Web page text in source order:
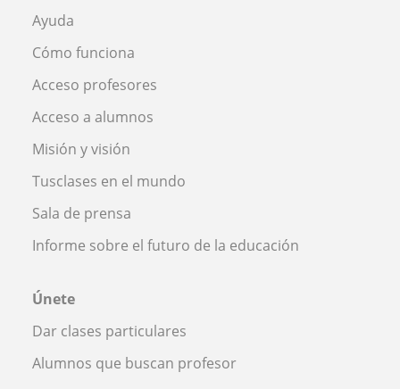
Ayuda
Cómo funciona
Acceso profesores
Acceso a alumnos
Misión y visión
Tusclases en el mundo
Sala de prensa
Informe sobre el futuro de la educación
Únete
Dar clases particulares
Alumnos que buscan profesor